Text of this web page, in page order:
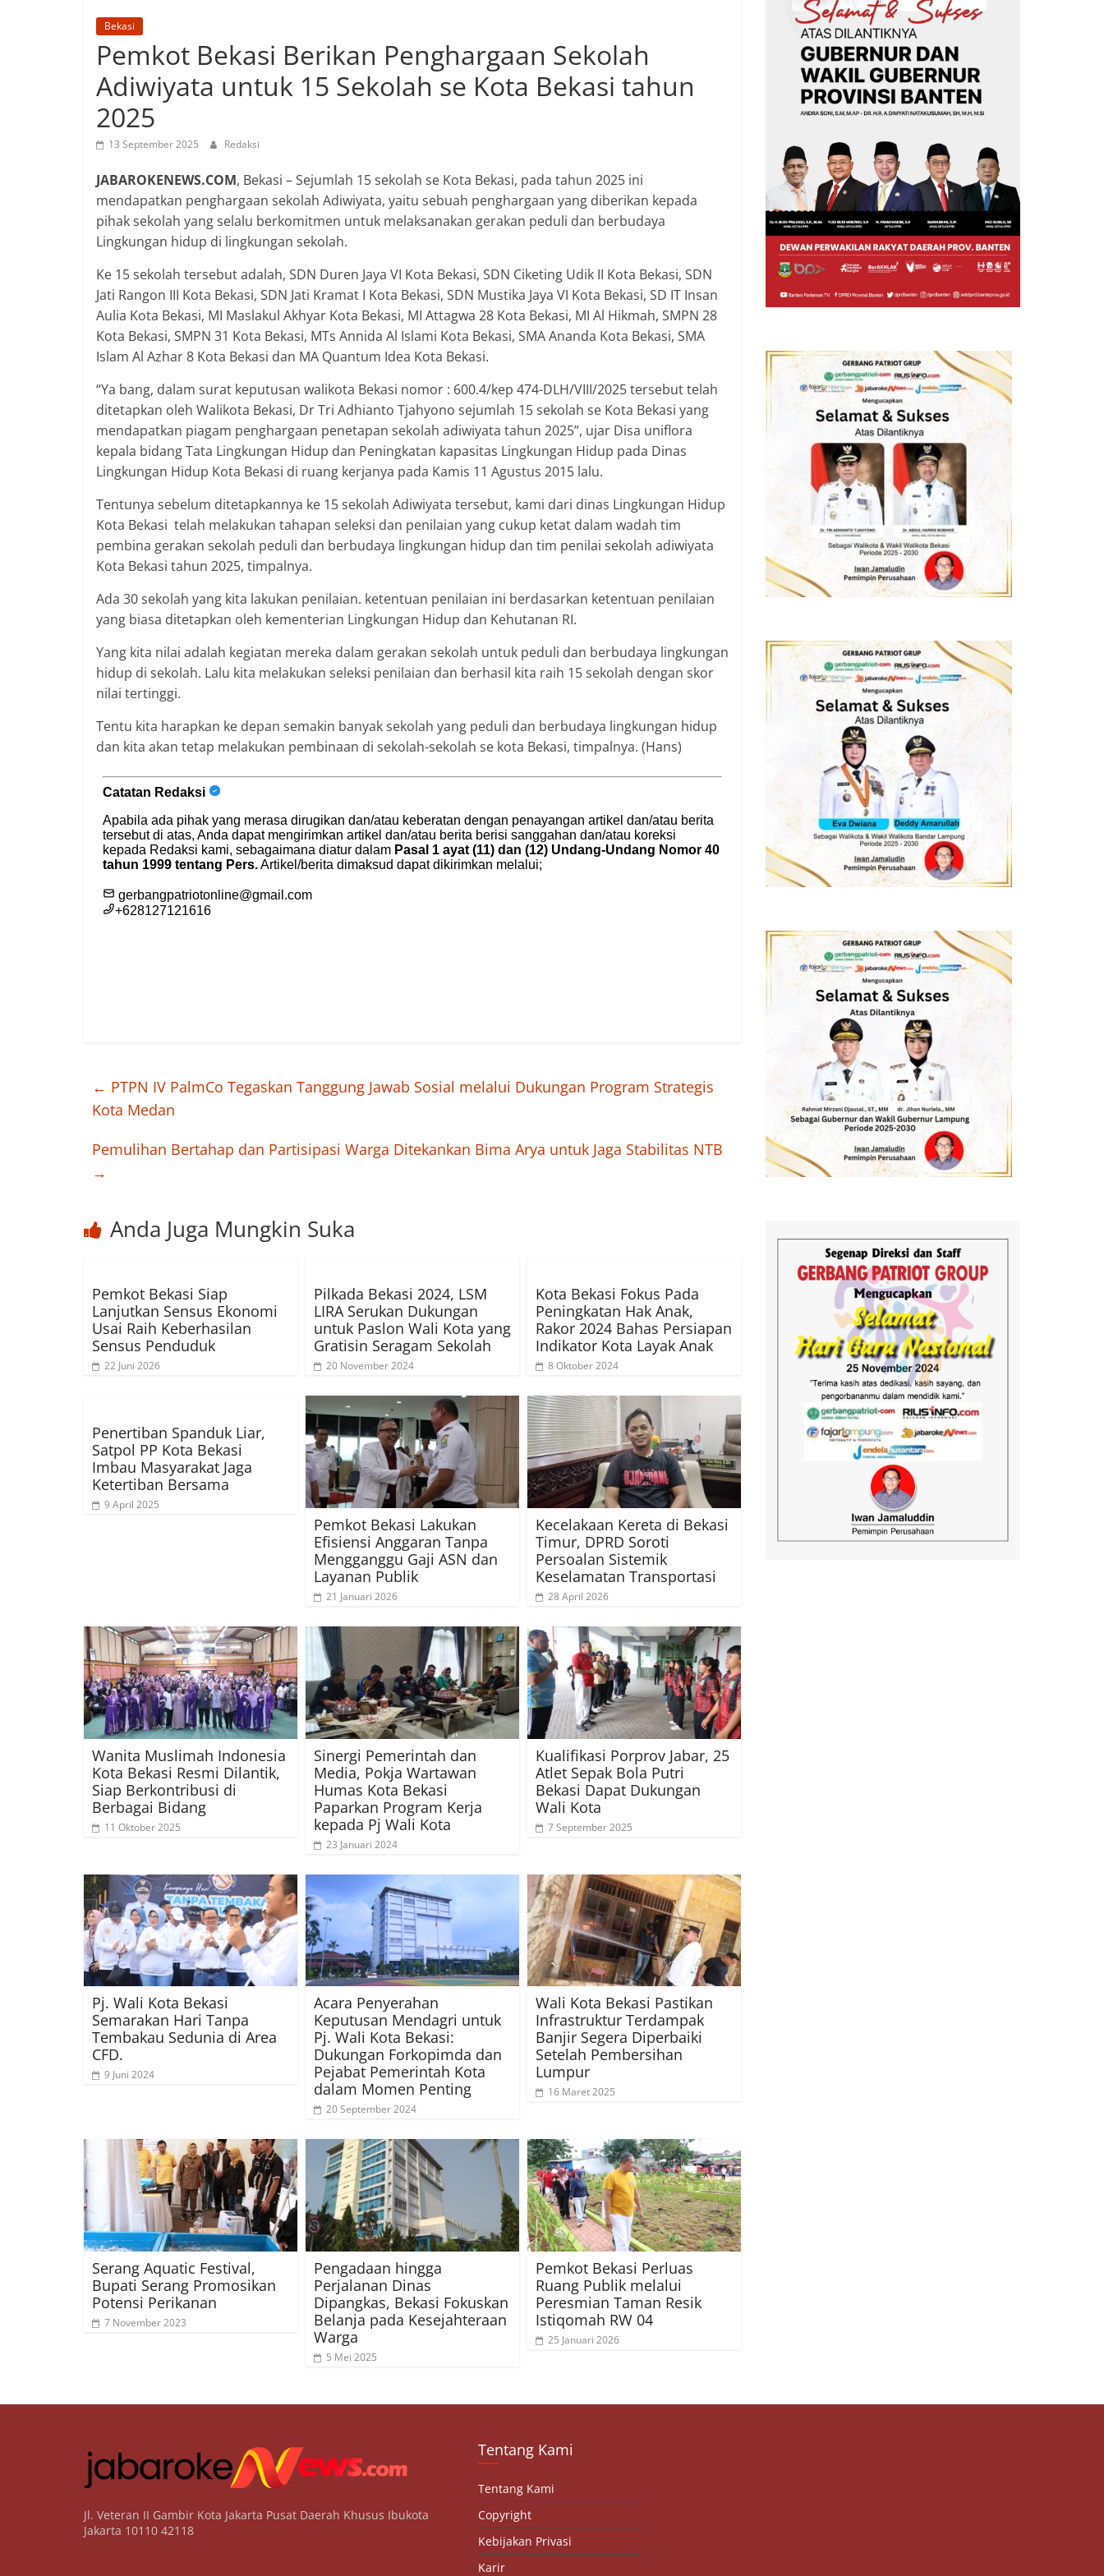
Bekasi
Pemkot Bekasi Berikan Penghargaan Sekolah
Adiwiyata untuk 15 Sekolah se Kota Bekasi tahun
2025
13 September 2025 Redaksi
JABAROKENEWS.COM, Bekasi – Sejumlah 15 sekolah se Kota Bekasi, pada tahun 2025 ini
mendapatkan penghargaan sekolah Adiwiyata, yaitu sebuah penghargaan yang diberikan kepada
pihak sekolah yang selalu berkomitmen untuk melaksanakan gerakan peduli dan berbudaya
Lingkungan hidup di lingkungan sekolah.
Ke 15 sekolah tersebut adalah, SDN Duren Jaya VI Kota Bekasi, SDN Ciketing Udik II Kota Bekasi, SDN
Jati Rangon III Kota Bekasi, SDN Jati Kramat I Kota Bekasi, SDN Mustika Jaya VI Kota Bekasi, SD IT Insan
Aulia Kota Bekasi, MI Maslakul Akhyar Kota Bekasi, MI Attagwa 28 Kota Bekasi, MI Al Hikmah, SMPN 28
Kota Bekasi, SMPN 31 Kota Bekasi, MTs Annida Al Islami Kota Bekasi, SMA Ananda Kota Bekasi, SMA
Islam Al Azhar 8 Kota Bekasi dan MA Quantum Idea Kota Bekasi.
“Ya bang, dalam surat keputusan walikota Bekasi nomor : 600.4/kep 474-DLH/VIII/2025 tersebut telah
ditetapkan oleh Walikota Bekasi, Dr Tri Adhianto Tjahyono sejumlah 15 sekolah se Kota Bekasi yang
mendapatkan piagam penghargaan penetapan sekolah adiwiyata tahun 2025”, ujar Disa uniflora
kepala bidang Tata Lingkungan Hidup dan Peningkatan kapasitas Lingkungan Hidup pada Dinas
Lingkungan Hidup Kota Bekasi di ruang kerjanya pada Kamis 11 Agustus 2015 lalu.
Tentunya sebelum ditetapkannya ke 15 sekolah Adiwiyata tersebut, kami dari dinas Lingkungan Hidup
Kota Bekasi telah melakukan tahapan seleksi dan penilaian yang cukup ketat dalam wadah tim
pembina gerakan sekolah peduli dan berbudaya lingkungan hidup dan tim penilai sekolah adiwiyata
Kota Bekasi tahun 2025, timpalnya.
Ada 30 sekolah yang kita lakukan penilaian. ketentuan penilaian ini berdasarkan ketentuan penilaian
yang biasa ditetapkan oleh kementerian Lingkungan Hidup dan Kehutanan RI.
Yang kita nilai adalah kegiatan mereka dalam gerakan sekolah untuk peduli dan berbudaya lingkungan
hidup di sekolah. Lalu kita melakukan seleksi penilaian dan berhasil kita raih 15 sekolah dengan skor
nilai tertinggi.
Tentu kita harapkan ke depan semakin banyak sekolah yang peduli dan berbudaya lingkungan hidup
dan kita akan tetap melakukan pembinaan di sekolah-sekolah se kota Bekasi, timpalnya. (Hans)
← PTPN IV PalmCo Tegaskan Tanggung Jawab Sosial melalui Dukungan Program Strategis
Kota Medan
Pemulihan Bertahap dan Partisipasi Warga Ditekankan Bima Arya untuk Jaga Stabilitas NTB
→
Anda Juga Mungkin Suka
Pemkot Bekasi Siap
Lanjutkan Sensus Ekonomi
Usai Raih Keberhasilan
Sensus Penduduk
22 Juni 2026
Pilkada Bekasi 2024, LSM
LIRA Serukan Dukungan
untuk Paslon Wali Kota yang
Gratisin Seragam Sekolah
20 November 2024
Kota Bekasi Fokus Pada
Peningkatan Hak Anak,
Rakor 2024 Bahas Persiapan
Indikator Kota Layak Anak
8 Oktober 2024
Penertiban Spanduk Liar,
Satpol PP Kota Bekasi
Imbau Masyarakat Jaga
Ketertiban Bersama
9 April 2025
Pemkot Bekasi Lakukan
Efisiensi Anggaran Tanpa
Mengganggu Gaji ASN dan
Layanan Publik
21 Januari 2026
Kecelakaan Kereta di Bekasi
Timur, DPRD Soroti
Persoalan Sistemik
Keselamatan Transportasi
28 April 2026
Wanita Muslimah Indonesia
Kota Bekasi Resmi Dilantik,
Siap Berkontribusi di
Berbagai Bidang
11 Oktober 2025
Sinergi Pemerintah dan
Media, Pokja Wartawan
Humas Kota Bekasi
Paparkan Program Kerja
kepada Pj Wali Kota
23 Januari 2024
Kualifikasi Porprov Jabar, 25
Atlet Sepak Bola Putri
Bekasi Dapat Dukungan
Wali Kota
7 September 2025
Pj. Wali Kota Bekasi
Semarakan Hari Tanpa
Tembakau Sedunia di Area
CFD.
9 Juni 2024
Acara Penyerahan
Keputusan Mendagri untuk
Pj. Wali Kota Bekasi:
Dukungan Forkopimda dan
Pejabat Pemerintah Kota
dalam Momen Penting
20 September 2024
Wali Kota Bekasi Pastikan
Infrastruktur Terdampak
Banjir Segera Diperbaiki
Setelah Pembersihan
Lumpur
16 Maret 2025
Serang Aquatic Festival,
Bupati Serang Promosikan
Potensi Perikanan
7 November 2023
Pengadaan hingga
Perjalanan Dinas
Dipangkas, Bekasi Fokuskan
Belanja pada Kesejahteraan
Warga
5 Mei 2025
Pemkot Bekasi Perluas
Ruang Publik melalui
Peresmian Taman Resik
Istiqomah RW 04
25 Januari 2026
Jl. Veteran II Gambir Kota Jakarta Pusat Daerah Khusus Ibukota
Jakarta 10110 42118
Tentang Kami
Tentang Kami
Copyright
Kebijakan Privasi
Karir